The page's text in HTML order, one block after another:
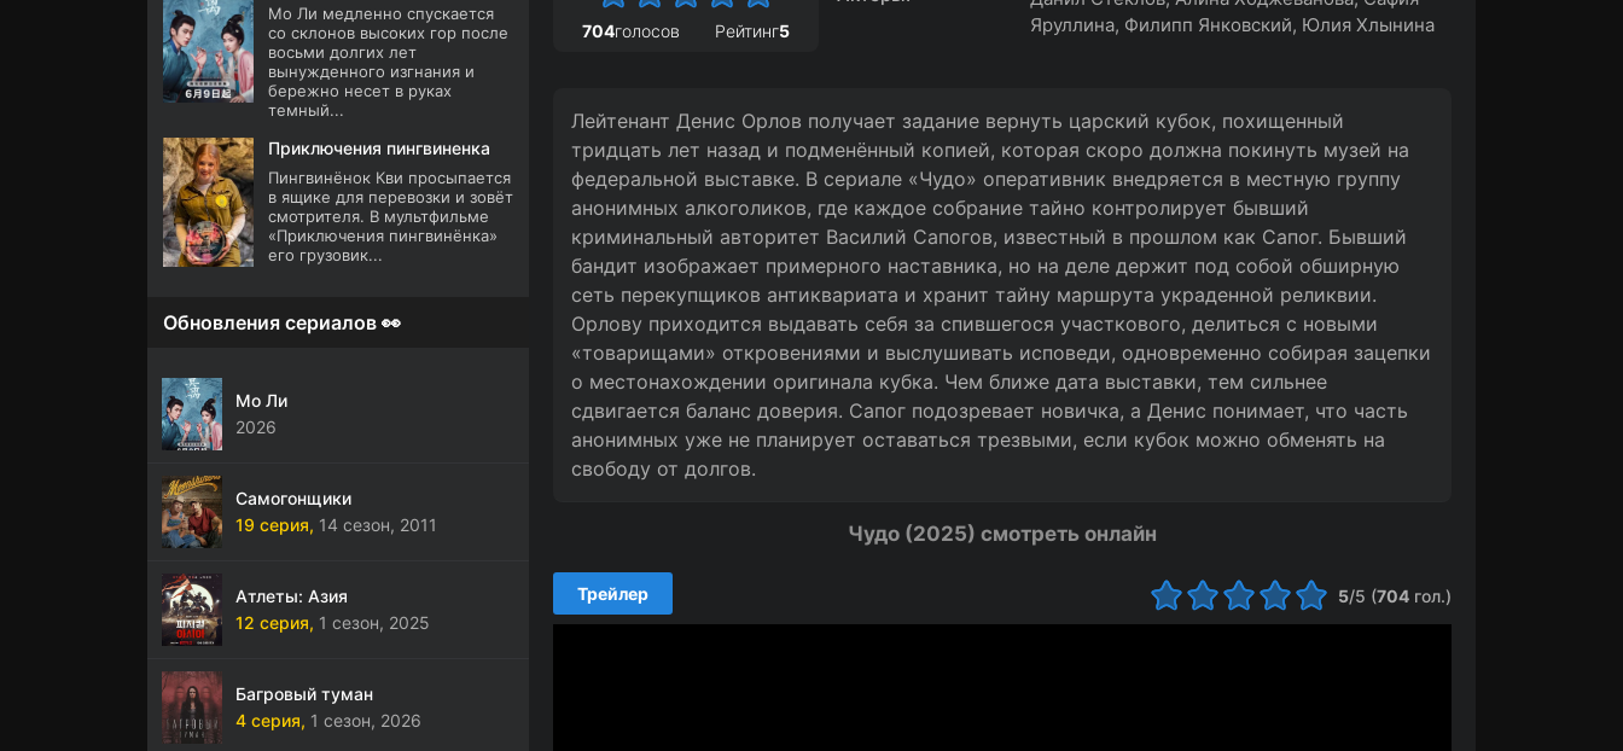
704голосов Рейтинг5
Яруллина, Филипп Янковский, Юлия Хлынина
Лейтенант Денис Орлов получает задание вернуть царский кубок, похищенный
тридцать лет назад и подменённый копией, которая скоро должна покинуть музей на
федеральной выставке. В сериале «Чудо» оперативник внедряется в местную группу
анонимных алкоголиков, где каждое собрание тайно контролирует бывший
криминальный авторитет Василий Сапогов, известный в прошлом как Сапог. Бывший
бандит изображает примерного наставника, но на деле держит под собой обширную
сеть перекупщиков антиквариата и хранит тайну маршрута украденной реликвии.
Орлову приходится выдавать себя за спившегося участкового, делиться с новыми
«товарищами» откровениями и выслушивать исповеди, одновременно собирая зацепки
о местонахождении оригинала кубка. Чем ближе дата выставки, тем сильнее
сдвигается баланс доверия. Сапог подозревает новичка, а Денис понимает, что часть
анонимных уже не планирует оставаться трезвыми, если кубок можно обменять на
свободу от долгов.
Чудо (2025) смотреть онлайн
5/5 (704 гол.)
Трейлер
Мо Ли медленно спускается
со склонов высоких гор после
восьми долгих лет
вынужденного изгнания и
бережно несет в руках
темный...
Приключения пингвиненка
Пингвинёнок Кви просыпается
в ящике для перевозки и зовёт
смотрителя. В мультфильме
«Приключения пингвинёнка»
его грузовик...
Обновления сериалов 👀
Мо Ли
2026
Самогонщики
19 серия, 14 сезон, 2011
Атлеты: Азия
12 серия, 1 сезон, 2025
Багровый туман
4 серия, 1 сезон, 2026